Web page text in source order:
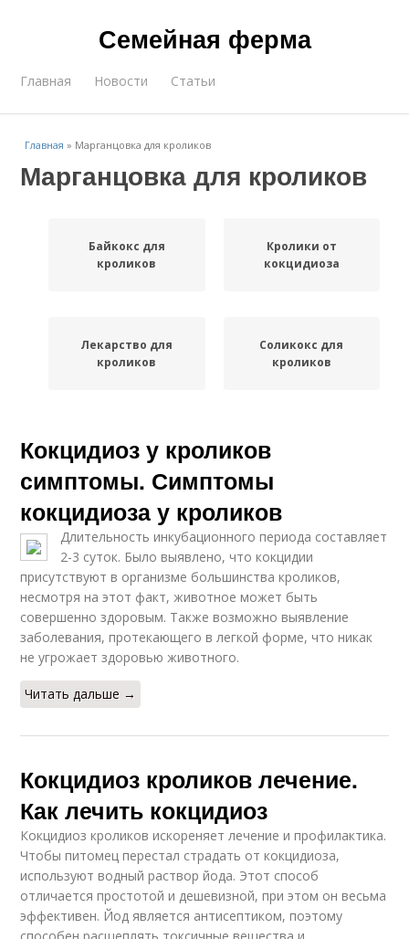
Семейная ферма
Главная Новости Статьи
Главная » Марганцовка для кроликов
Марганцовка для кроликов
Байкокс для
кроликов
Кролики от
кокцидиоза
Лекарство для
кроликов
Соликокс для
кроликов
Кокцидиоз у кроликов
симптомы. Симптомы
кокцидиоза у кроликов
Длительность инкубационного периода составляет
2-3 суток. Было выявлено, что кокцидии
присутствуют в организме большинства кроликов,
несмотря на этот факт, животное может быть
совершенно здоровым. Также возможно выявление
заболевания, протекающего в легкой форме, что никак
не угрожает здоровью животного.
Читать дальше →
Кокцидиоз кроликов лечение.
Как лечить кокцидиоз
Кокцидиоз кроликов искореняет лечение и профилактика.
Чтобы питомец перестал страдать от кокцидиоза,
используют водный раствор йода. Этот способ
отличается простотой и дешевизной, при этом он весьма
эффективен. Йод является антисептиком, поэтому